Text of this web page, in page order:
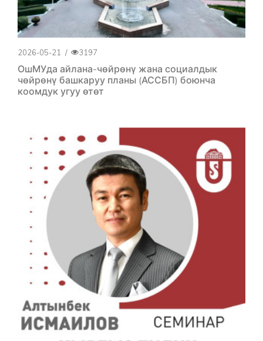
2026-05-21 / 3197
ОшМУда айлана-чөйрөнү жана социалдык
чөйрөнү башкаруу планы (АССБП) боюнча
коомдук угуу өтөт